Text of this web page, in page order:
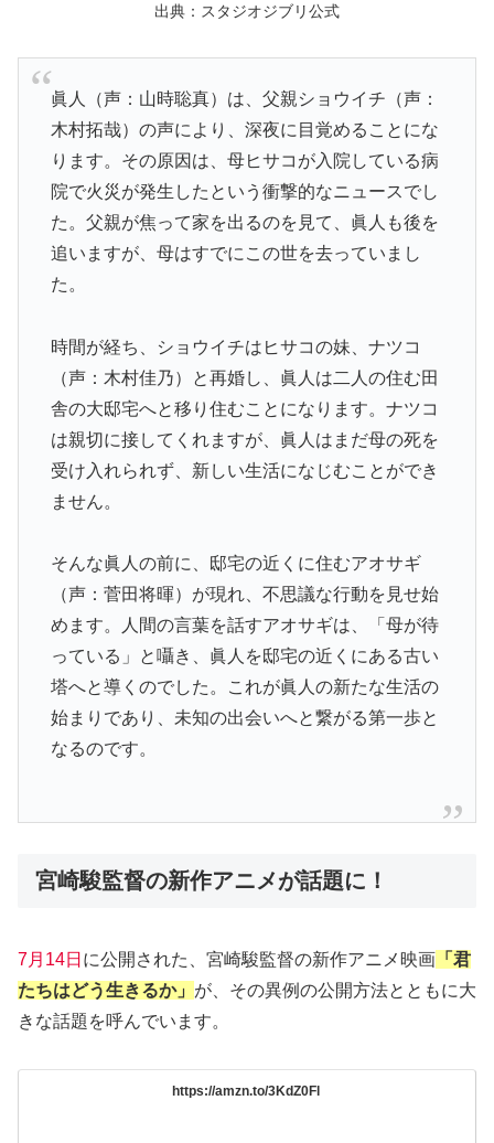
出典：スタジオジブリ公式
眞人（声：山時聡真）は、父親ショウイチ（声：
木村拓哉）の声により、深夜に目覚めることにな
ります。その原因は、母ヒサコが入院している病
院で火災が発生したという衝撃的なニュースでし
た。父親が焦って家を出るのを見て、眞人も後を
追いますが、母はすでにこの世を去っていまし
た。
時間が経ち、ショウイチはヒサコの妹、ナツコ
（声：木村佳乃）と再婚し、眞人は二人の住む田
舎の大邸宅へと移り住むことになります。ナツコ
は親切に接してくれますが、眞人はまだ母の死を
受け入れられず、新しい生活になじむことができ
ません。
そんな眞人の前に、邸宅の近くに住むアオサギ
（声：菅田将暉）が現れ、不思議な行動を見せ始
めます。人間の言葉を話すアオサギは、「母が待
っている」と囁き、眞人を邸宅の近くにある古い
塔へと導くのでした。これが眞人の新たな生活の
始まりであり、未知の出会いへと繋がる第一歩と
なるのです。
宮崎駿監督の新作アニメが話題に！
7月14日 に公開された、宮崎駿監督の新作アニメ映画 「君
たちはどう生きるか」 が、その異例の公開方法とともに大
きな話題を呼んでいます。
https://amzn.to/3KdZ0Fl